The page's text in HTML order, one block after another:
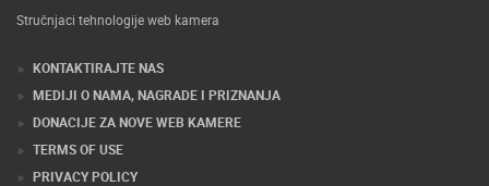
Stručnjaci tehnologije web kamera
KONTAKTIRAJTE NAS
MEDIJI O NAMA, NAGRADE I PRIZNANJA
DONACIJE ZA NOVE WEB KAMERE
TERMS OF USE
PRIVACY POLICY